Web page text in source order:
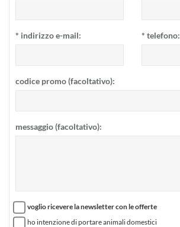
* indirizzo e-mail: * telefono:
codice promo (facoltativo):
messaggio (facoltativo):
voglio ricevere la newsletter con le offerte
ho intenzione di portare animali domestici